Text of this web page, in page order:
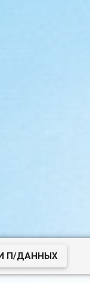
П/ДАННЫХ